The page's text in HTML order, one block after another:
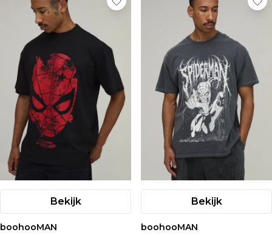
Bekijk
boohooMAN
Bekijk
boohooMAN